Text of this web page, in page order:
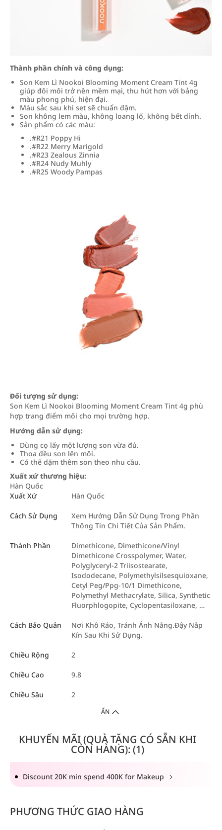
Thành phần chính và công dụng:
Son Kem Lì Nookoi Blooming Moment Cream Tint 4g
giúp đôi môi trở nên mềm mại, thu hút hơn với bảng
màu phong phú, hiện đại.
Màu sắc sau khi set sẽ chuẩn đậm.
Son không lem màu, không loang lổ, không bết dính.
Sản phẩm có các màu:
.#R21 Poppy Hi
.#R22 Merry Marigold
.#R23 Zealous Zinnia
.#R24 Nudy Muhly
.#R25 Woody Pampas
Đối tượng sử dụng:
Son Kem Lì Nookoi Blooming Moment Cream Tint 4g phù
hợp trang điểm môi cho mọi trường hợp.
Hướng dẫn sử dụng:
Dùng cọ lấy một lượng son vừa đủ.
Thoa đều son lên môi.
Có thể dặm thêm son theo nhu cầu.
Xuất xứ thương hiệu:
Hàn Quốc
Xuất Xứ
Hàn Quốc
Cách Sử Dụng
Xem Hướng Dẫn Sử Dụng Trong Phần
Thông Tin Chi Tiết Của Sản Phẩm.
Thành Phần
Dimethicone, Dimethicone/Vinyl
Dimethicone Crosspolymer, Water,
Polyglyceryl-2 Triisostearate,
Isododecane, Polymethylsilsesquioxane,
Cetyl Peg/Ppg-10/1 Dimethicone,
Polymethyl Methacrylate, Silica, Synthetic
Fluorphlogopite, Cyclopentasiloxane, …
Cách Bảo Quản
Nơi Khô Ráo, Tránh Ánh Nắng.Đậy Nắp
Kín Sau Khi Sử Dụng.
Chiều Rộng 2
Chiều Cao 9.8
Chiều Sâu 2
ẨN
KHUYẾN MÃI (QUÀ TẶNG CÓ SẴN KHI
CÒN HÀNG): (1)
Discount 20K min spend 400K for Makeup
PHƯƠNG THỨC GIAO HÀNG